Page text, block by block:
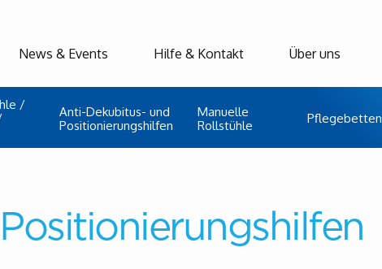
/
Anti-Dekubitus- und
Positionierungshilfen
Manuelle
Rollstühle
Pflegebetten
News & Events Hilfe & Kontakt Über uns